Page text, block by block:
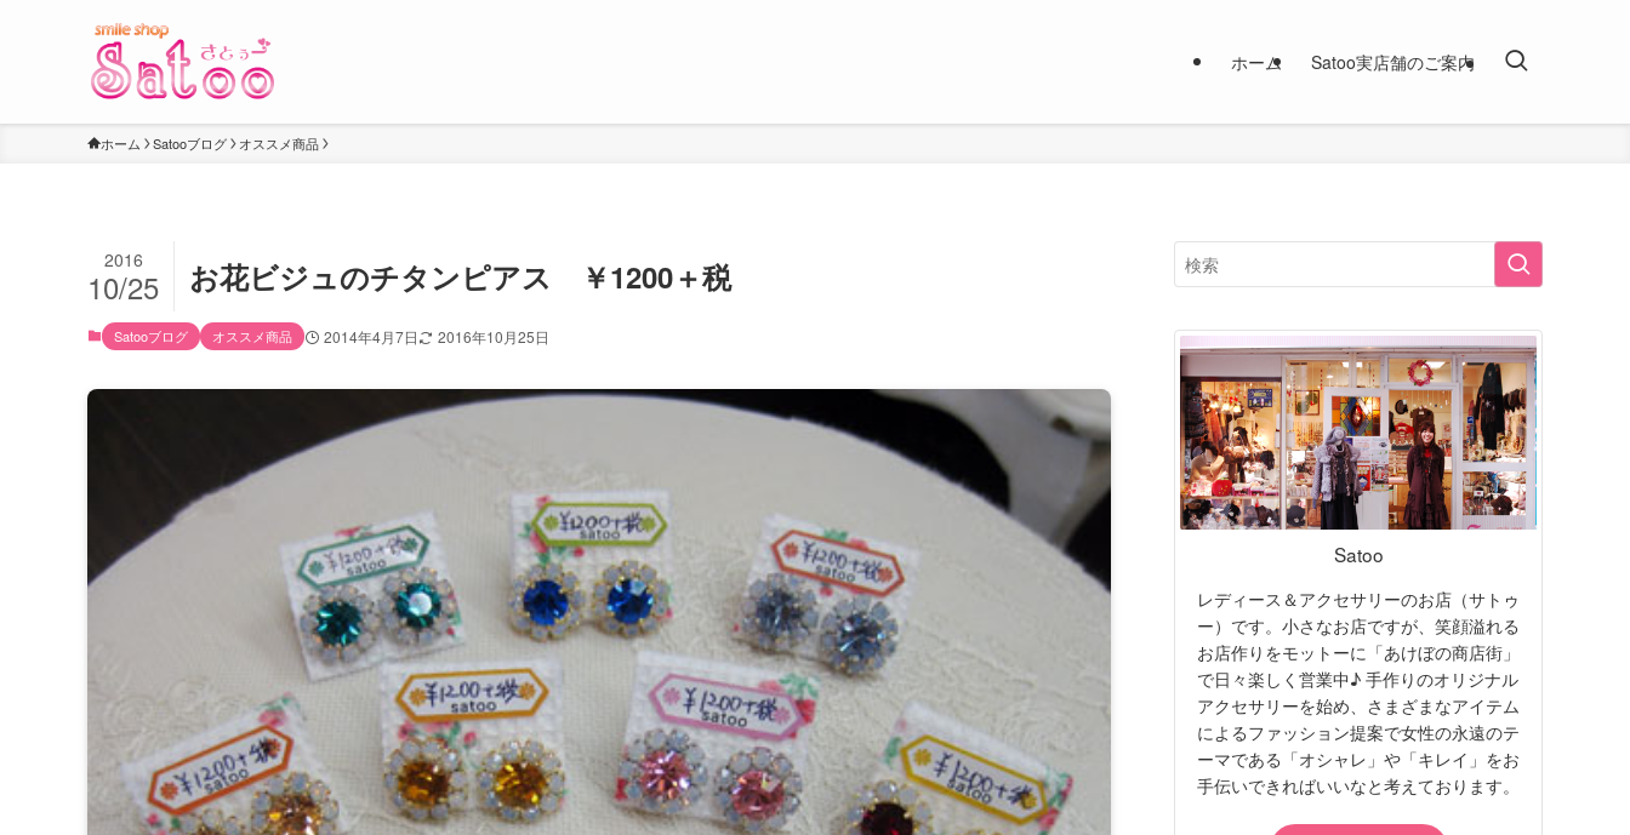
ホーム Satoo実店舗のご案内
ホーム Satooブログ オススメ商品
お花ビジュのチタンピアス ￥1200＋税
2016
10/25
Satooブログ オススメ商品 2014年4月7日 2016年10月25日
Satoo
レディース＆アクセサリーのお店（サトゥ
ー）です。小さなお店ですが、笑顔溢れる
お店作りをモットーに「あけぼの商店街」
で日々楽しく営業中♪ 手作りのオリジナル
アクセサリーを始め、さまざまなアイテム
によるファッション提案で女性の永遠のテ
ーマである「オシャレ」や「キレイ」をお
手伝いできればいいなと考えております。